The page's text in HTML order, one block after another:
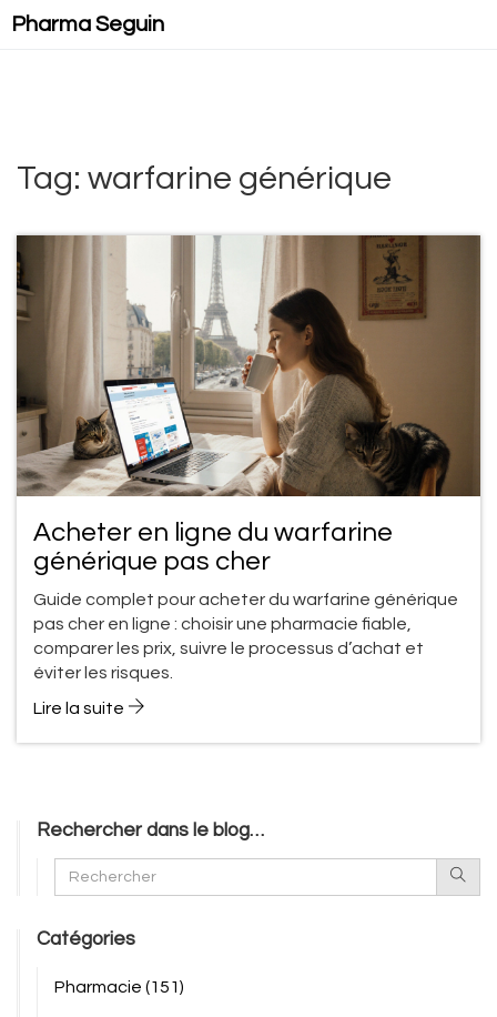
Pharma Seguin
Tag: warfarine générique
Acheter en ligne du warfarine
générique pas cher
Guide complet pour acheter du warfarine générique
pas cher en ligne : choisir une pharmacie fiable,
comparer les prix, suivre le processus d’achat et
éviter les risques.
Lire la suite
Rechercher dans le blog…
Catégories
Pharmacie (151)